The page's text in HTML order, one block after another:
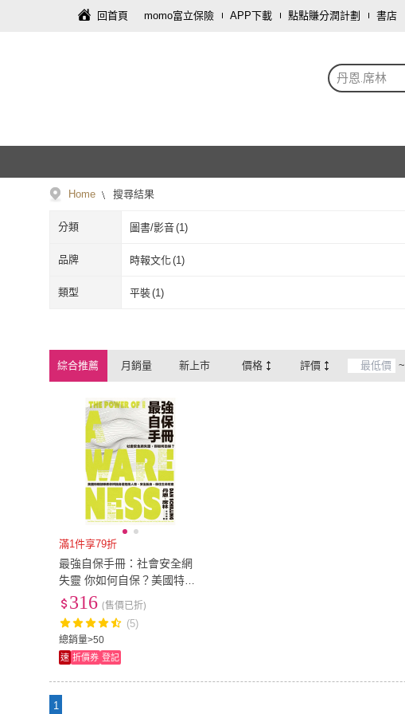
回首頁 momo富立保險 APP下載 點點賺分潤計劃 書店
丹恩.席林
Home 搜尋結果
分類 圖書/影音(1)
品牌 時報文化(1)
時報文化
類型 平裝(1)
綜合推薦 月銷量 新上市 價格 評價 ~
滿1件享79折
最強自保手冊：社會安全網
失靈 你如何自保？美國特種
部隊教你辨識身邊危險人
物、安全脫身 保住生命財產
總銷量>50
316 (售價已折)
(5)
速 折價券 登記
1